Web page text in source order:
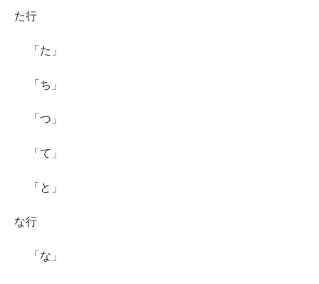
た行
「た」
「ち」
「つ」
「て」
「と」
な行
「な」